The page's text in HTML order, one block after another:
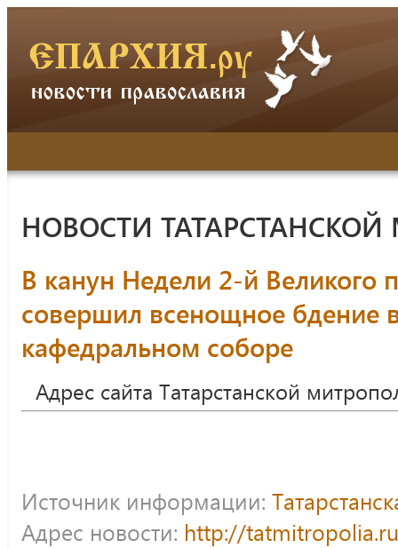
НОВОСТИ
В канун Недели 2-й Великого
совершил всенощное бдение
кафедральном соборе
Адрес сайта Татарстанской
Источник информации:
Адрес новости: http://